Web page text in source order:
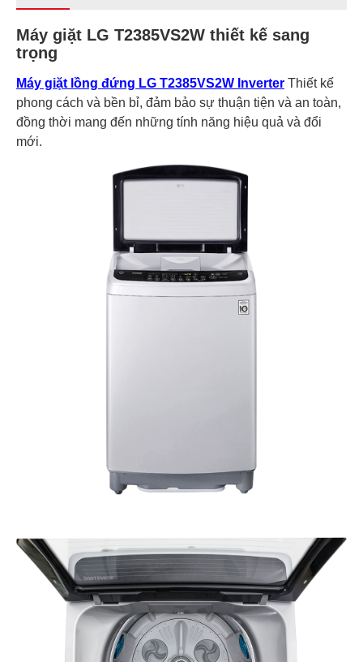
Máy giặt LG T2385VS2W thiết kế sang
trọng
Máy giặt lồng đứng LG T2385VS2W Inverter Thiết kế
phong cách và bền bỉ, đảm bảo sự thuận tiện và an toàn,
đồng thời mang đến những tính năng hiệu quả và đổi
mới.